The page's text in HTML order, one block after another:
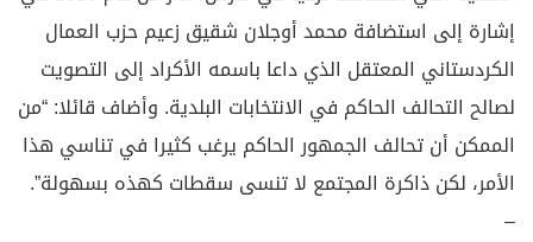
إشارة إلى استضافة محمد أوجلان شقيق زعيم حزب العمال
الكردستاني المعتقل الذي داعا باسمه الأكراد إلى التصويت
لصالح التحالف الحاكم في الانتخابات البلدية. وأضاف قائلا: “من
الممكن أن تحالف الجمهور الحاكم يرغب كثيرا في تناسي هذا
الأمر، لكن ذاكرة المجتمع لا تنسى سقطات كهذه بسهولة”.
–